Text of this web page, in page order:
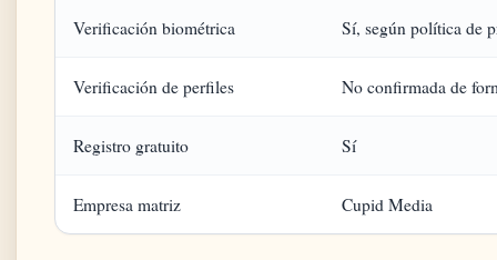
Verificación biométrica Sí, según política de
Verificación de perfiles No confirmada de
Registro gratuito Sí
Empresa matriz Cupid Media